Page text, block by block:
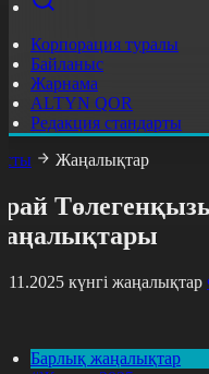
Корпорация туралы
Байланыс
Жарнама
ALTYN QOR
Редакция стандарты
Жаңалықтар
күнгі жаңалықтар
Барлық жаңалықтар